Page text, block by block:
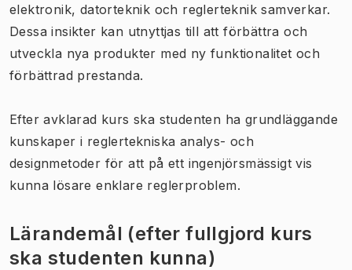
elektronik, datorteknik och reglerteknik samverkar.
Dessa insikter kan utnyttjas till att förbättra och
utveckla nya produkter med ny funktionalitet och
förbättrad prestanda.
Efter avklarad kurs ska studenten ha grundläggande
kunskaper i reglertekniska analys- och
designmetoder för att på ett ingenjörsmässigt vis
kunna lösare enklare reglerproblem.
Lärandemål (efter fullgjord kurs
ska studenten kunna)